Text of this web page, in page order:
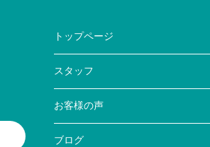
トップページ
スタッフ
お客様の声
ブログ